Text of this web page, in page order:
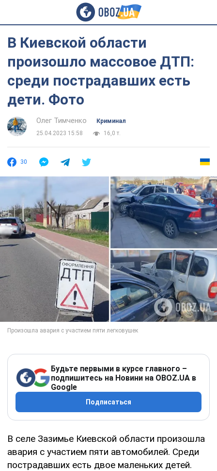
В Киевской области
произошло массовое ДТП:
среди пострадавших есть
дети. Фото
Олег Тимченко
Криминал
25.04.2023 15:58
16,0 т.
30
Будьте первыми в курсе главного –
подпишитесь на Новини на OBOZ.UA в
Google
Подписаться
В селе Зазимье Киевской области произошла
авария с участием пяти автомобилей. Среди
пострадавших есть двое маленьких детей.